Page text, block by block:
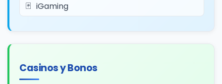
iGaming
Casinos y Bonos